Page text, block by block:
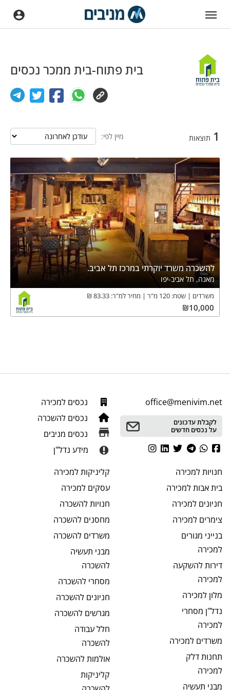
בית פתוח-בית ממכר נכסים
1 תוצאות מיין לפי:
להשכרה משרד יוקרתי במרכז תל אביב.
מאנה, תל אביב-יפו
משרדים שטח: 120 מ"ר מחיר למ"ר: 83.33
₪
₪10,000
office@menivim.net
לקבלת עדכונים
על נכסים חדשים
נכסים למכירה
נכסים להשכרה
נכסים מניבים
מידע נדל"ן
חנויותלמכירה
בית אבותלמכירה
חניונים למכירה
צימרים למכירה
בנייני מגורים
למכירה
דירות להשקעה
למכירה
מלון למכירה
נדל"ן מסחרי
למכירה
משרדים למכירה
תחנות דלק
למכירה
מבני תעשיה
קליניקותלמכירה
עסקים למכירה
חנויותלהשכרה
מחסנים להשכרה
משרדים להשכרה
מבני תעשיה
להשכרה
מסחרי להשכרה
חניונים להשכרה
מגרשים להשכרה
חלל עבודה
להשכרה
אולמותלהשכרה
קליניקות